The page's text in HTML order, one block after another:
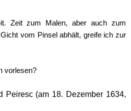
Zeit zum Malen, aber auch zum
vom Pinsel abhält, greife ich zur
vorlesen?
Peiresc (am 18. Dezember 1634,